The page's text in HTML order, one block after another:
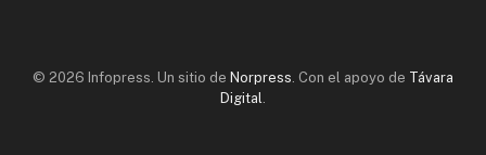
© 2026 Infopress. Un sitio de Norpress. Con el apoyo de Távara
Digital.